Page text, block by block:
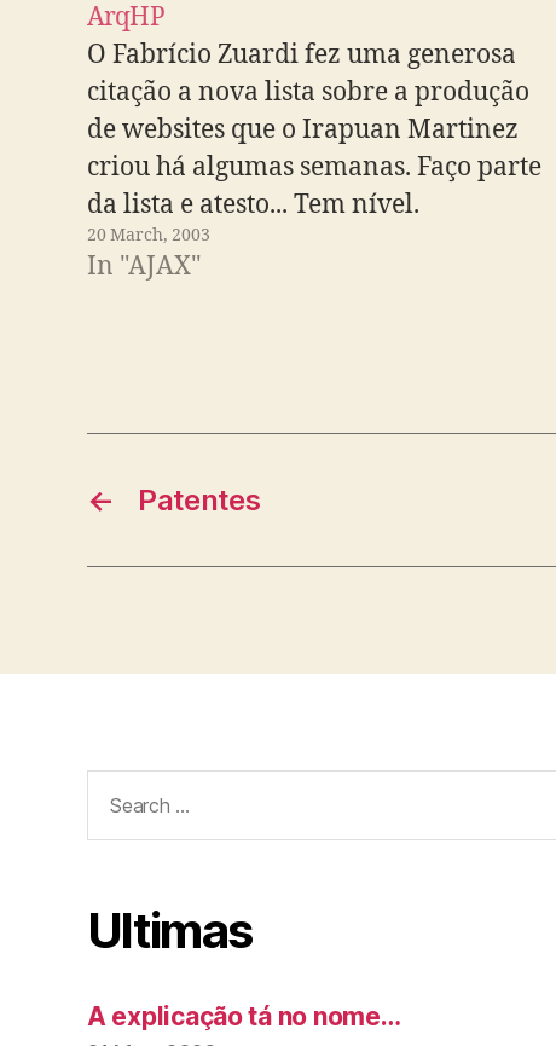
ArqHP
O Fabrício Zuardi fez uma generosa
citação a nova lista sobre a produção
de websites que o Irapuan Martinez
criou há algumas semanas. Faço parte
da lista e atesto... Tem nível.
20 March, 2003
In "AJAX"
← Patentes
for:
Ultimas
A explicação tá no nome…